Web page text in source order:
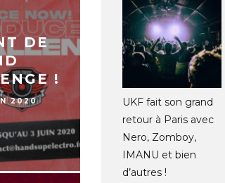
DE
!
2020
UKF fait son grand
retour à Paris avec
Nero, Zomboy,
IMANU et bien
d’autres !